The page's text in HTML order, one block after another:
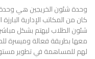
وحدة شئون الخريجين هي
كان من المكاتب الإدارية
شئون الطلاب ليهتم بشكل
معها بطريقة فعالة وميسرة
لهم للمساهمة في تطوير مستوى